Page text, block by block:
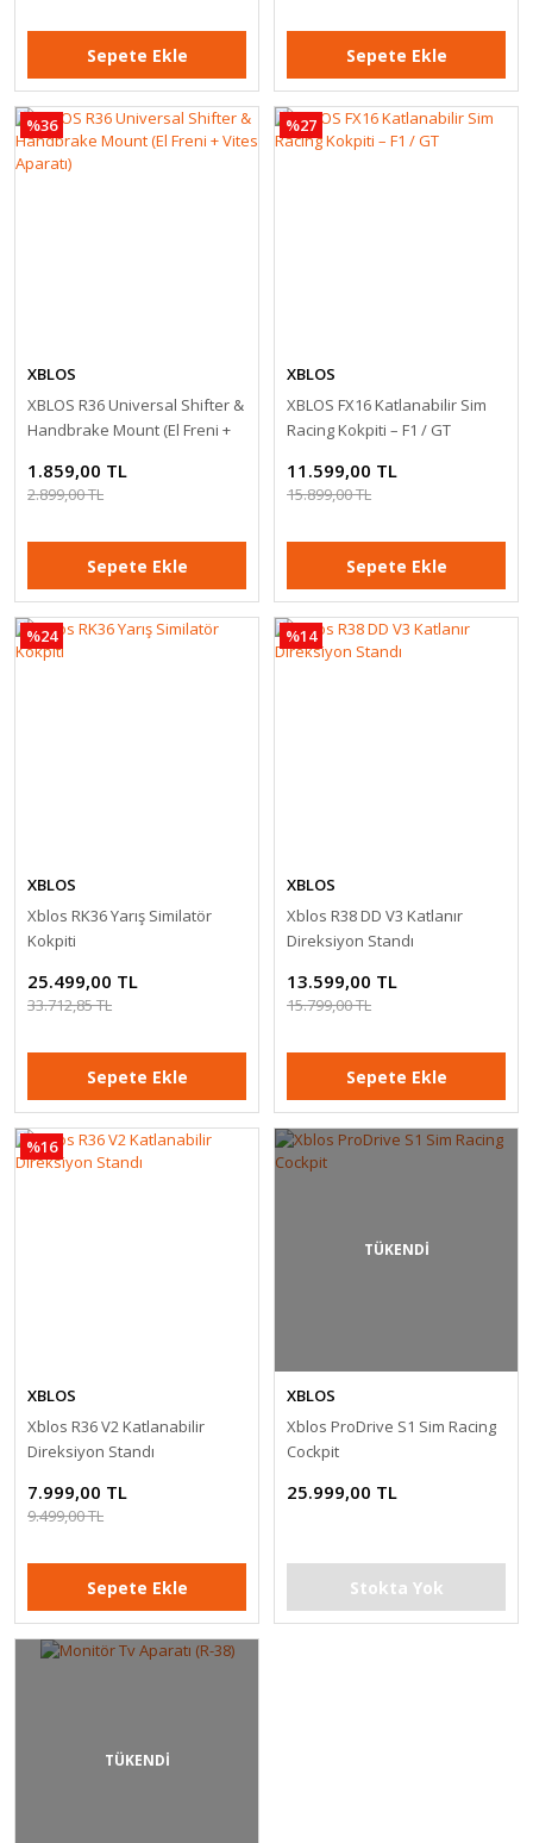
Sepete Ekle Sepete Ekle
%36
XBLOS
XBLOS R36 Universal Shifter &
Handbrake Mount (El Freni +
1.859,00 TL
2.899,00 TL
Sepete Ekle
%27
XBLOS
XBLOS FX16 Katlanabilir Sim
Racing Kokpiti – F1 / GT
11.599,00 TL
15.899,00 TL
Sepete Ekle
%24
XBLOS
Xblos RK36 Yarış Similatör
Kokpiti
25.499,00 TL
33.712,85 TL
Sepete Ekle
%14
XBLOS
Xblos R38 DD V3 Katlanır
Direksiyon Standı
13.599,00 TL
15.799,00 TL
Sepete Ekle
%16
XBLOS
Xblos R36 V2 Katlanabilir
Direksiyon Standı
7.999,00 TL
9.499,00 TL
Sepete Ekle
TÜKENDİ
XBLOS
Xblos ProDrive S1 Sim Racing
Cockpit
25.999,00 TL
Stokta Yok
TÜKENDİ